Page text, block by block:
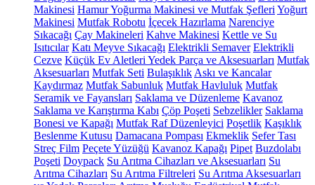
Makinesi Hamur Yoğurma Makinesi ve Mutfak Şefleri Yoğurt
Makinesi Mutfak Robotu İçecek Hazırlama Narenciye
Sıkacağı Çay Makineleri Kahve Makinesi Kettle ve Su
Isıtıcılar Katı Meyve Sıkacağı Elektrikli Semaver Elektrikli
Cezve Küçük Ev Aletleri Yedek Parça ve Aksesuarları Mutfak
Aksesuarları Mutfak Seti Bulaşıklık Askı ve Kancalar
Kaydırmaz Mutfak Sabunluk Mutfak Havluluk Mutfak
Seramik ve Fayansları Saklama ve Düzenleme Kavanoz
Saklama ve Karıştırma Kabı Çöp Poşeti Sebzelikler Saklama
Bonesi ve Kapağı Mutfak Raf Düzenleyici Poşetlik Kaşıklık
Beslenme Kutusu Damacana Pompası Ekmeklik Sefer Tası
Streç Film Peçete Yüzüğü Kavanoz Kapağı Pipet Buzdolabı
Poşeti Doypack Su Arıtma Cihazları ve Aksesuarları Su
Arıtma Cihazları Su Arıtma Filtreleri Su Arıtma Aksesuarları